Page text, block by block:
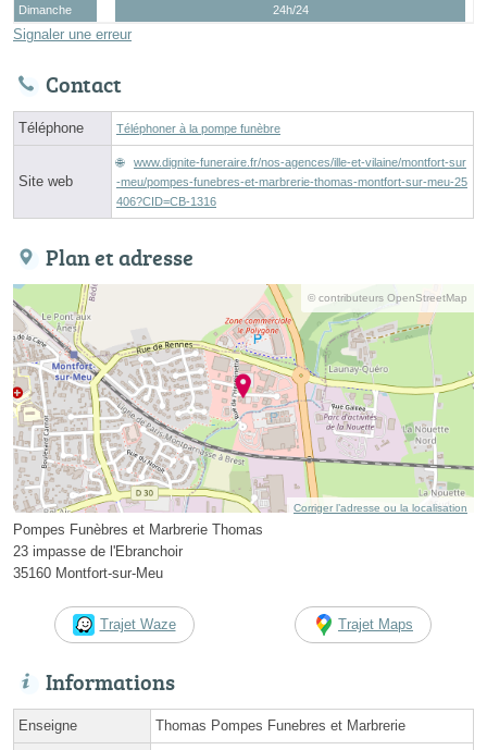
Dimanche
24h/24
Signaler une erreur
Contact
Téléphone Téléphoner à la pompe funèbre
Site web
www.dignite-funeraire.fr/nos-agences/ille-et-vilaine/montfort-sur
-meu/pompes-funebres-et-marbrerie-thomas-montfort-sur-meu-25
406?CID=CB-1316
Plan et adresse
© contributeurs OpenStreetMap
Corriger l’adresse ou la localisation
Pompes Funèbres et Marbrerie Thomas
23 impasse de l'Ebranchoir
35160 Montfort-sur-Meu
Trajet Waze Trajet Maps
Informations
Enseigne Thomas Pompes Funebres et Marbrerie